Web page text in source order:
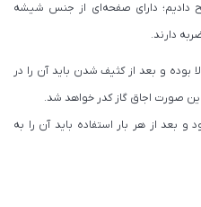
دادیم؛ دارای صفحه‌ای از جنس شیشه
دارند.
بوده و بعد از کثیف شدن باید آن را در
این صورت اجاق گاز کدر خواهد شد.
بعد از هر بار استفاده باید آن را به